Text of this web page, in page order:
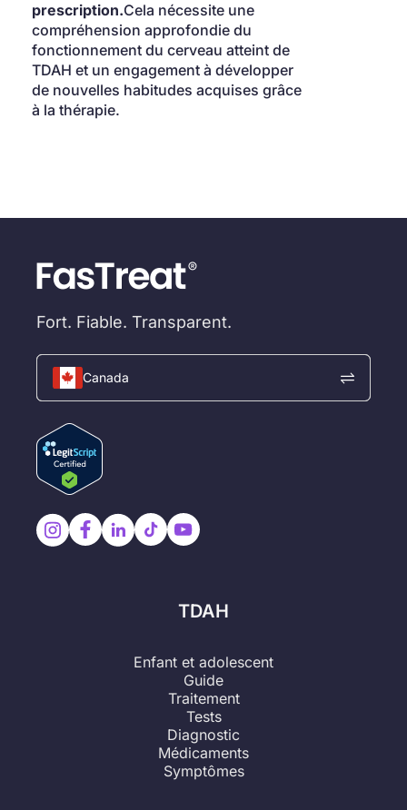
prescription.Cela nécessite une
compréhension approfondie du
fonctionnement du cerveau atteint de
TDAH et un engagement à développer
de nouvelles habitudes acquises grâce
à la thérapie.
Fort. Fiable. Transparent.
Canada
TDAH
Enfant et adolescent
Guide
Traitement
Tests
Diagnostic
Médicaments
Symptômes